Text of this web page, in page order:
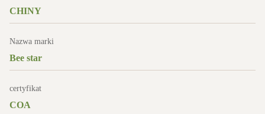
CHINY
Nazwa marki
Bee star
certyfikat
COA